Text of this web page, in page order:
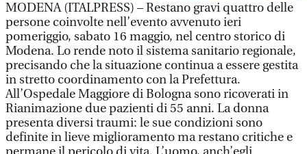
MODENA (ITALPRESS) – Restano gravi quattro delle
persone coinvolte nell’evento avvenuto ieri
pomeriggio, sabato 16 maggio, nel centro storico di
Modena. Lo rende noto il sistema sanitario regionale,
precisando che la situazione continua a essere gestita
in stretto coordinamento con la Prefettura.
All’Ospedale Maggiore di Bologna sono ricoverati in
Rianimazione due pazienti di 55 anni. La donna
presenta diversi traumi: le sue condizioni sono
definite in lieve miglioramento ma restano critiche e